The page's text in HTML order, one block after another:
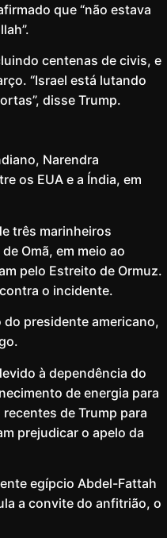
que “não estava
centenas de civis, e
“Israel está lutando
disse Trump.
Narendra
os EUA e a Índia, em
três marinheiros
Omã, em meio ao
pelo Estreito de Ormuz.
o incidente.
presidente americano,
à dependência do
de energia para
de Trump para
prejudicar o apelo da
egípcio Abdel-Fattah
a convite do anfitrião, o